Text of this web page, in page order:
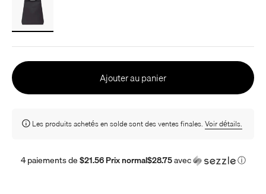
Ajouter au panier
Les produits achetés en solde sont des ventes finales. Voir détails.
4 paiements de$21.56 Prix normal$28.75avec ⓘ